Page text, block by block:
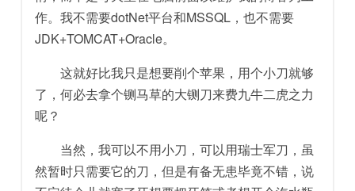
作。我不需要dotNet平台和MSSQL，也不需要
JDK+TOMCAT+Oracle。
这就好比我只是想要削个苹果，用个小刀就够
了，何必去拿个铡马草的大铡刀来费九牛二虎之力
呢？
当然，我可以不用小刀，可以用瑞士军刀，虽
然暂时只需要它的刀，但是有备无患毕竟不错，说